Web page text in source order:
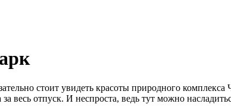
стоит увидеть красоты природного
весь отпуск. И неспроста, ведь тут можно